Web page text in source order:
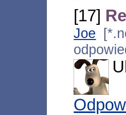
[17]
Joe